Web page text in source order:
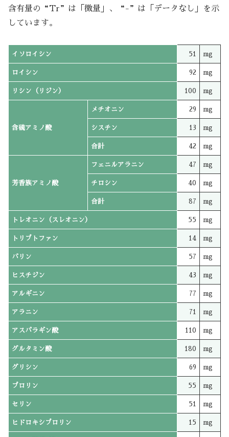
含有量の“Tr”は「微量」、“-”は「データなし」を示
しています。
イソロイシン 51 mg
ロイシン 92 mg
リシン（リジン） 100 mg
含硫アミノ酸
メチオニン 29 mg
シスチン 13 mg
合計 42 mg
芳香族アミノ酸
フェニルアラニン 47 mg
チロシン 40 mg
合計 87 mg
トレオニン（スレオニン） 55 mg
トリプトファン 14 mg
バリン 57 mg
ヒスチジン 43 mg
アルギニン 77 mg
アラニン 71 mg
アスパラギン酸 110 mg
グルタミン酸 180 mg
グリシン 69 mg
プロリン 55 mg
セリン 51 mg
ヒドロキシプロリン 15 mg